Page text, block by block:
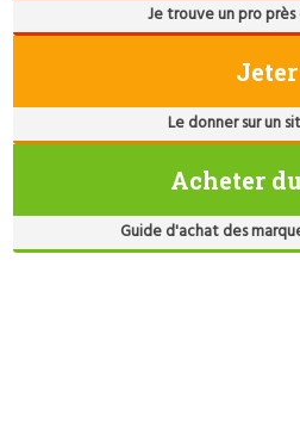
Je trouve un pro
Jeter
Le donner sur un
Acheter
Guide d'achat des